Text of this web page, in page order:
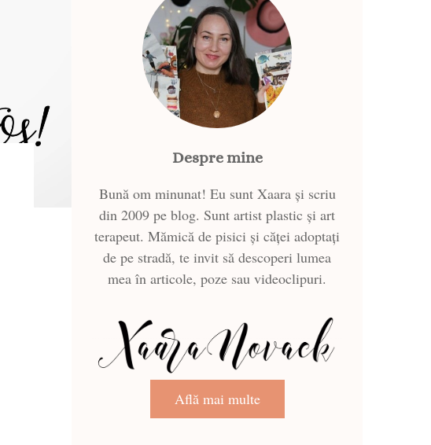
Despre mine
Bună om minunat! Eu sunt Xaara și scriu
din 2009 pe blog. Sunt artist plastic și art
terapeut. Mămică de pisici și căței adoptați
de pe stradă, te invit să descoperi lumea
mea în articole, poze sau videoclipuri.
Află mai multe